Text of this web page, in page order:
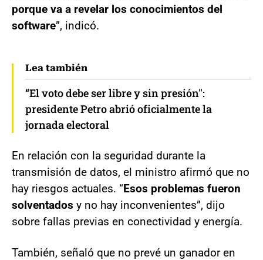
porque va a revelar los conocimientos del
software”, indicó.
Lea también
“El voto debe ser libre y sin presión":
presidente Petro abrió oficialmente la
jornada electoral
En relación con la seguridad durante la
transmisión de datos, el ministro afirmó que no
hay riesgos actuales. “Esos problemas fueron
solventados y no hay inconvenientes”, dijo
sobre fallas previas en conectividad y energía.
También, señaló que no prevé un ganador en